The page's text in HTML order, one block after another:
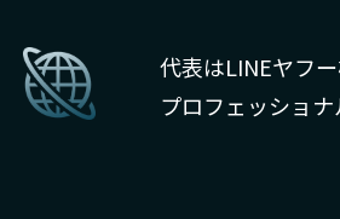
代表はLINEヤフ
プロフェッショ